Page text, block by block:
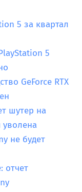
5 за квартал
5
GeForce RTX
шутер на
уволена
не будет
отчет